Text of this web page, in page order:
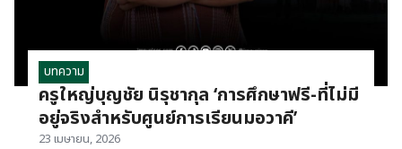
บทความ
ครูใหญ่บุญชัย นิรุชากุล ‘การศึกษาฟรี-ที่ไม่มี
อยู่จริงสำหรับศูนย์การเรียนมอวาคี’
23 เมษายน, 2026